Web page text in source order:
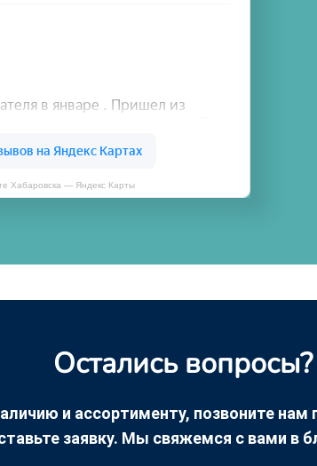
Хабаровска — Яндекс Карты
Остались
и ассортименту, позвоните
заявку. Мы свяжемся с вами в